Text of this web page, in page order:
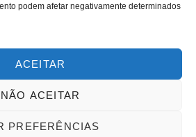
podem afetar negativamente determinados
ACEITAR
NÃO ACEITAR
PREFERÊNCIAS
PcD. Todos os direitos reservados.